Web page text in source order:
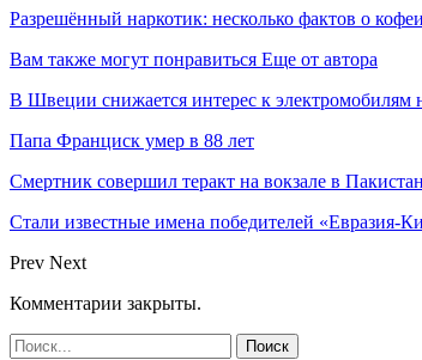
Разрешённый наркотик: несколько фактов о
Вам также могут понравиться Еще от автора
В Швеции снижается интерес к электромобилям
Папа Франциск умер в 88 лет
Смертник совершил теракт на вокзале в
Стали известные имена победителей «Евразия-
Prev Next
Комментарии закрыты.